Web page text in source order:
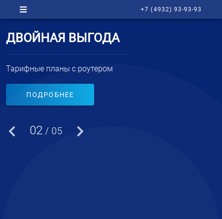
+7 (4932) 93-93-93
ДВОЙНАЯ ВЫГОДА
Тарифные планы с роутером
ПОДРОБНЕЕ
02 / 05